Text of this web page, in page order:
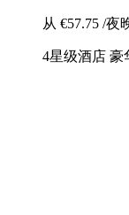
从 €57.75 /夜
4星级酒店 豪